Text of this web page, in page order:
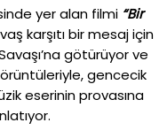
yer alan filmi “Bir
karşıtı bir mesaj için
götürüyor ve
gencecik
eserinin provasına